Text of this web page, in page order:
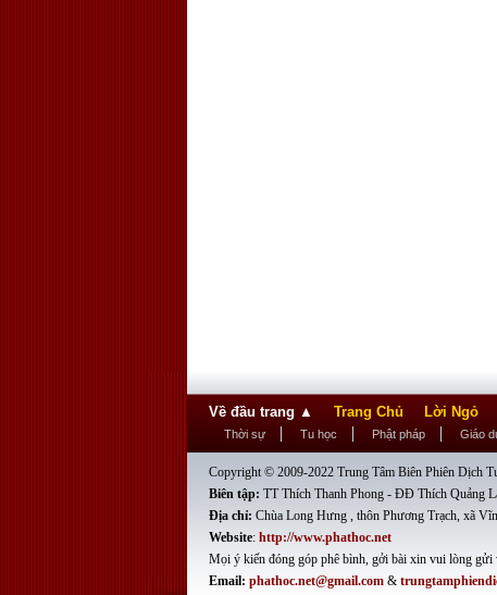
Về đầu trang ▲ Trang Chủ Lời Ngỏ
Thời sự Tu học Phật pháp Giáo
Copyright © 2009-2022 Trung Tâm Biên Phiên Dịch
Biên tập: TT Thích Thanh Phong - ĐĐ Thích Quảng
Địa chỉ: Chùa Long Hưng , thôn Phương Trạch, xã
Website: http://www.phathoc.net
Mọi ý kiến đóng góp phê bình, gởi bài xin vui lòng gửi
Email: phathoc.net@gmail.com &